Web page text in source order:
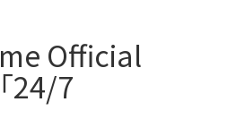
Official
24/7